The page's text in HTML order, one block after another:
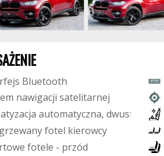
rfejs Bluetooth
em nawigacji satelitarnej
atyzacja automatyczna, dwust owa
grzewanyfotel kierowcy
rtowe fotele - przód